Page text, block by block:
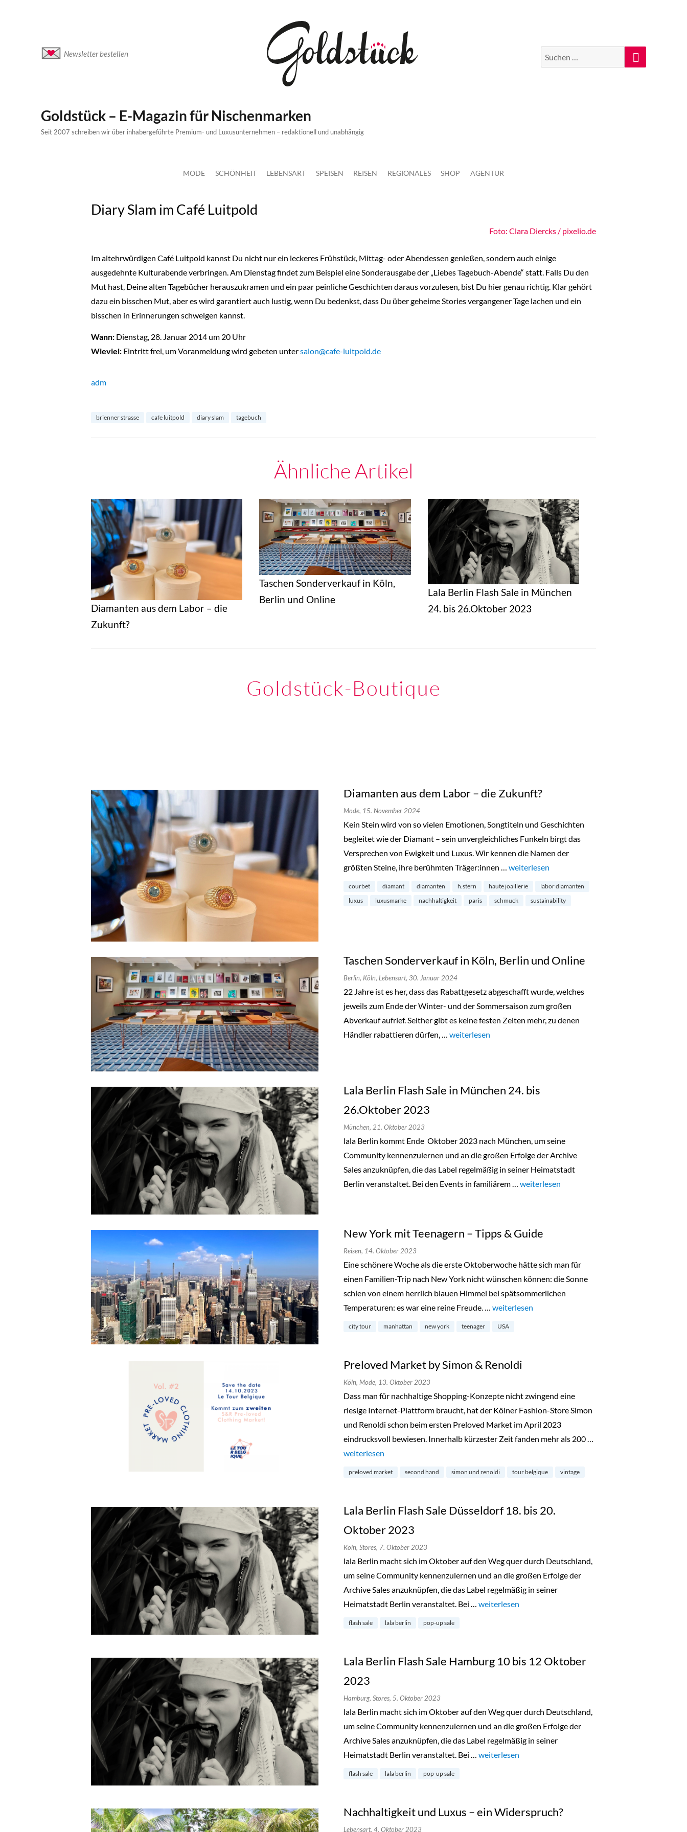
Newsletter bestellen
Suche
nach:
Suchen
Goldstück – E-Magazin für Nischenmarken
Seit 2007 schreiben wir über inhabergeführte Premium- und Luxusunternehmen – redaktionell und unabhängig
MODE SCHÖNHEIT LEBENSART SPEISEN REISEN REGIONALES SHOP AGENTUR
Diary Slam im Café Luitpold
Foto: Clara Diercks / pixelio.de
Im altehrwürdigen Café Luitpold kannst Du nicht nur ein leckeres Frühstück, Mittag- oder Abendessen genießen, sondern auch einige
ausgedehnte Kulturabende verbringen. Am Dienstag findet zum Beispiel eine Sonderausgabe der „Liebes Tagebuch-Abende“ statt. Falls Du den
Mut hast, Deine alten Tagebücher herauszukramen und ein paar peinliche Geschichten daraus vorzulesen, bist Du hier genau richtig. Klar gehört
dazu ein bisschen Mut, aber es wird garantiert auch lustig, wenn Du bedenkst, dass Du über geheime Stories vergangener Tage lachen und ein
bisschen in Erinnerungen schwelgen kannst.
Wann: Dienstag, 28. Januar 2014 um 20 Uhr
Wieviel: Eintritt frei, um Voranmeldung wird gebeten untersalon@cafe-luitpold.de
adm
brienner strasse cafe luitpold diary slam tagebuch
Ähnliche Artikel
Diamanten aus dem Labor – die
Zukunft?
Taschen Sonderverkauf in Köln,
Berlin und Online
Lala Berlin Flash Sale in München
24. bis 26.Oktober 2023
Goldstück-Boutique
Diamanten aus dem Labor – die Zukunft?
Mode, 15. November 2024
Kein Stein wird von so vielen Emotionen, Songtiteln und Geschichten
begleitet wie der Diamant – sein unvergleichliches Funkeln birgt das
Versprechen von Ewigkeit und Luxus. Wir kennen die Namen der
größten Steine, ihre berühmten Träger:innen … „Diamanten aus dem Labor – die Zukunft?“
weiterlesen
courbet diamant diamanten h.stern haute joaillerie
labor diamanten
luxus
luxusmarke nachhaltigkeit paris schmuck sustainability
Taschen Sonderverkauf in Köln, Berlin und Online
Berlin, Köln, Lebensart, 30. Januar 2024
22 Jahre ist es her, dass das Rabattgesetz abgeschafft wurde, welches
jeweils zum Ende der Winter- und der Sommersaison zum großen
Abverkauf aufrief. Seither gibt es keine festen Zeiten mehr, zu denen
Händler rabattieren dürfen, … „Taschen Sonderverkauf in Köln, Berlin und Online“
weiterlesen
Lala Berlin Flash Sale in München 24. bis
26.Oktober 2023
München, 21. Oktober 2023
lala Berlin kommt Ende Oktober 2023 nach München, um seine
Community kennenzulernen und an die großen Erfolge der Archive
Sales anzuknüpfen, die das Label regelmäßig in seiner Heimatstadt
Berlin veranstaltet. Bei den Events in familiärem … „Lala Berlin Flash Sale in München 24. bis
weiterlesen
New York mit Teenagern – Tipps & Guide
Reisen, 14. Oktober 2023
Eine schönere Woche als die erste Oktoberwoche hätte sich man für
einen Familien-Trip nach New York nicht wünschen können: die Sonne
schien von einem herrlich blauen Himmel bei spätsommerlichen
Temperaturen: es war eine reine Freude. … „New York mit Teenagern – Tipps & Guide“
weiterlesen
city tour manhattan new york teenager USA
Preloved Market by Simon & Renoldi
Köln, Mode, 13. Oktober 2023
Dass man für nachhaltige Shopping-Konzepte nicht zwingend eine
riesige Internet-Plattform braucht, hat der Kölner Fashion-Store Simon
und Renoldi schon beim ersten Preloved Market im April 2023
eindrucksvoll bewiesen. Innerhalb kürzester Zeit fanden mehr als 200 …
„Preloved Market by Simon & Renoldi“
weiterlesen
preloved market second hand simon und renoldi tour belgique vintage
Lala Berlin Flash Sale Düsseldorf 18. bis 20.
Oktober 2023
Köln, Stores, 7. Oktober 2023
lala Berlin macht sich im Oktober auf den Weg quer durch Deutschland,
um seine Community kennenzulernen und an die großen Erfolge der
Archive Sales anzuknüpfen, die das Label regelmäßig in seiner
Heimatstadt Berlin veranstaltet. Bei … „Lala Berlin Flash Sale Düsseldorf 18. bis 20. Oktober 2023“
weiterlesen
flash sale lala berlin pop-up sale
Lala Berlin Flash Sale Hamburg 10 bis 12 Oktober
2023
Hamburg, Stores, 5. Oktober 2023
lala Berlin macht sich im Oktober auf den Weg quer durch Deutschland,
um seine Community kennenzulernen und an die großen Erfolge der
Archive Sales anzuknüpfen, die das Label regelmäßig in seiner
Heimatstadt Berlin veranstaltet. Bei … „Lala Berlin Flash Sale Hamburg 10 bis 12 Oktober 2023“
weiterlesen
flash sale lala berlin pop-up sale
Nachhaltigkeit und Luxus – ein Widerspruch?
Lebensart, 4. Oktober 2023